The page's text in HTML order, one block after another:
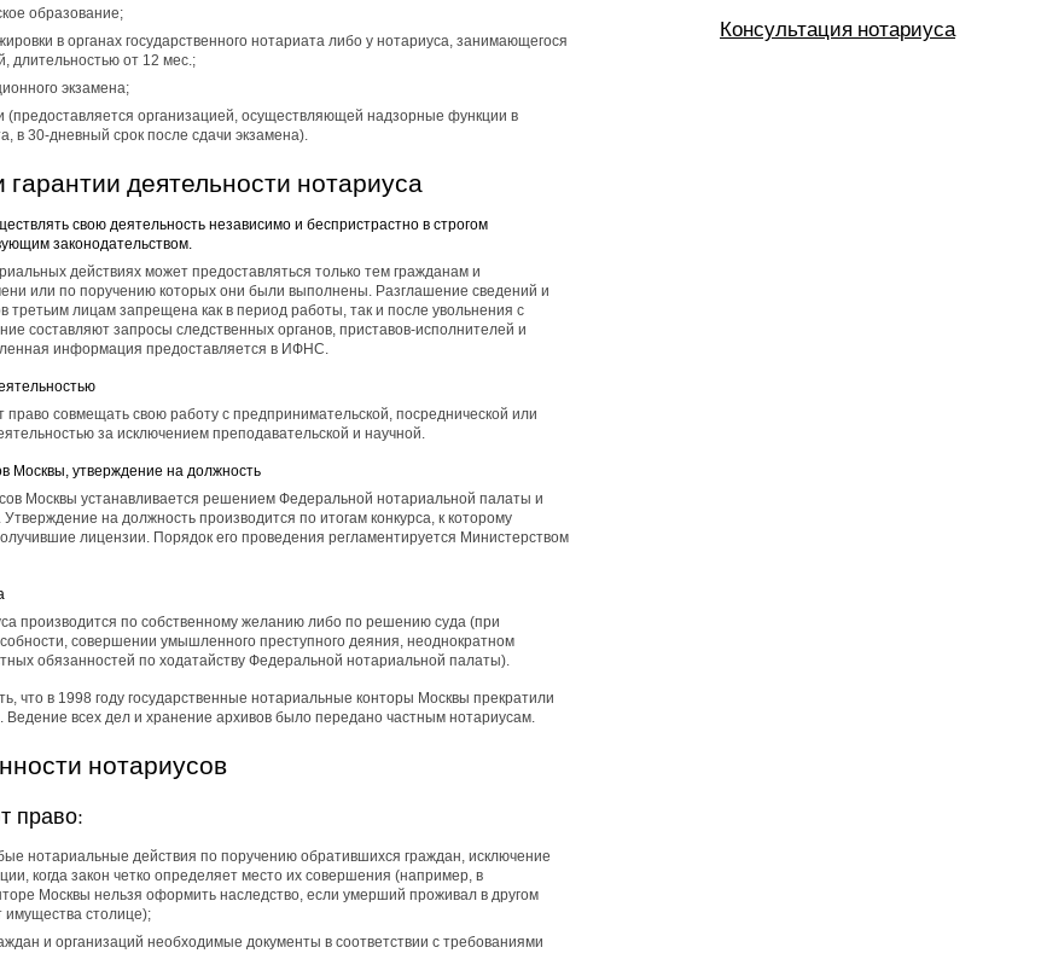
образование;
в органах государственного нотариата либо у нотариуса, занимающегося
длительностью от 12 мес.;
экзамена;
(предоставляется организацией, осуществляющей надзорные функции в
в 30-дневный срок после сдачи экзамена).
деятельности нотариуса
свою деятельность независимо и беспристрастно в строгом
законодательством.
действиях может предоставляться только тем гражданам и
или по поручению которых они были выполнены. Разглашение сведений и
третьим лицам запрещена как в период работы, так и после увольнения с
составляют запросы следственных органов, приставов-исполнителей и
информация предоставляется в ИФНС.
совмещать свою работу с предпринимательской, посреднической или
за исключением преподавательской и научной.
Москвы, утверждение на должность
Москвы устанавливается решением Федеральной нотариальной палаты и
на должность производится по итогам конкурса, к которому
лицензии. Порядок его проведения регламентируется Министерством
производится по собственному желанию либо по решению суда (при
совершении умышленного преступного деяния, неоднократном
обязанностей по ходатайству Федеральной нотариальной палаты).
что в 1998 году государственные нотариальные конторы Москвы прекратили
Ведение всех дел и хранение архивов было передано частным нотариусам.
нотариусов
право:
нотариальные действия по поручению обратившихся граждан, исключение
когда закон четко определяет место их совершения (например, в
Москвы нельзя оформить наследство, если умерший проживал в другом
имущества столице);
и организаций необходимые документы в соответствии с требованиями
Консультация нотариуса